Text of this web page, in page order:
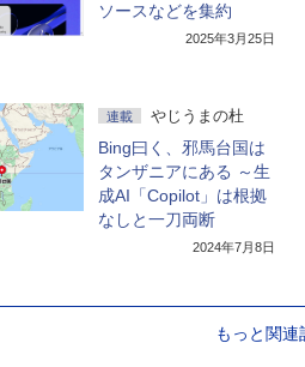
ソースなどを集約
2025年3月25日
連載 やじうまの杜
Bing曰く、邪馬台国は
タンザニアにある ～生
成AI「Copilot」は根拠
なしと一刀両断
2024年7月8日
もっと関連